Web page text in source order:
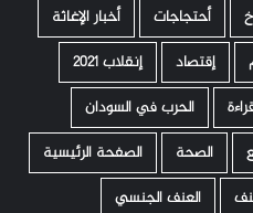
أحتجاجات
أخبار الإغاثة
إقتصاد
إنقلاب 2021
الحرب في السودان
الصحة
الصفحة الرئيسية
العنف الجنسي